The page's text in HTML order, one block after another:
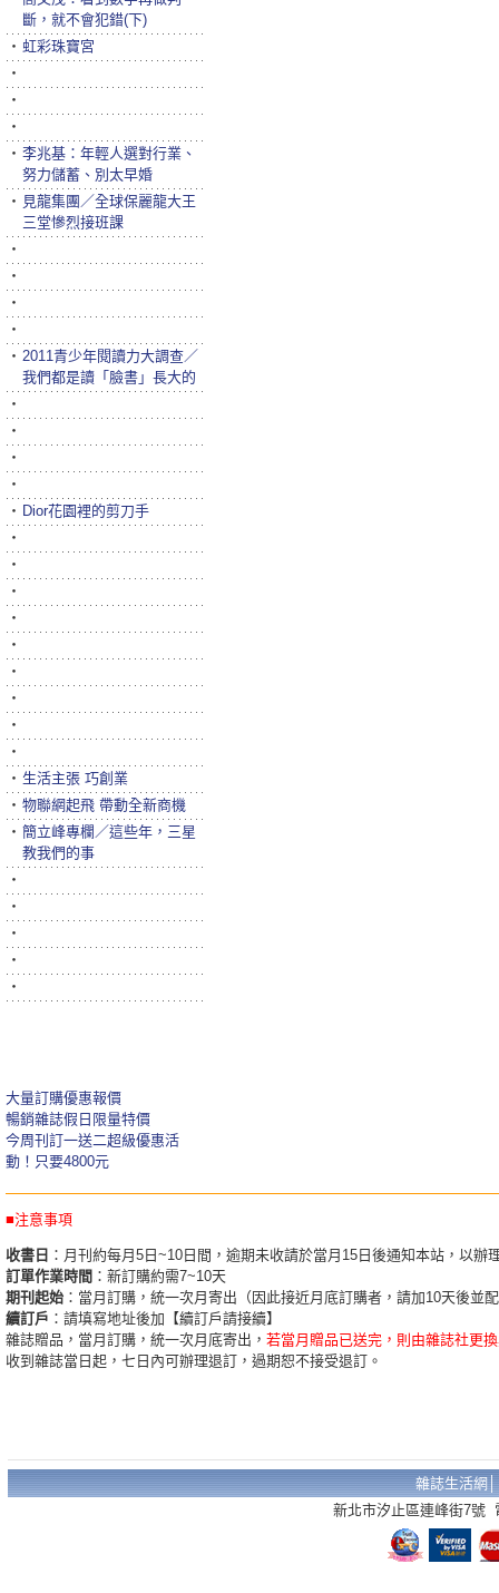
斷，就不會犯錯(下)
‧ 虹彩珠寶宮
‧
‧
‧
‧ 李兆基：年輕人選對行業、
努力儲蓄、別太早婚
‧ 見龍集團／全球保麗龍大王
三堂慘烈接班課
‧
‧
‧
‧
‧ 2011青少年閱讀力大調查／
我們都是讀「臉書」長大的
‧
‧
‧
‧
‧ Dior花園裡的剪刀手
‧
‧
‧
‧
‧
‧
‧
‧
‧
‧ 生活主張 巧創業
‧ 物聯網起飛 帶動全新商機
‧ 簡立峰專欄／這些年，三星
教我們的事
‧
‧
‧
‧
‧
大量訂購優惠報價
暢銷雜誌假日限量特價
今周刊訂一送二超級優惠活
動！只要4800元
■注意事項
收書日 ：月刊約每月5日~10日間，逾期未收請於當月15日後通知本站，以辦
訂單作業時間 ：新訂購約需7~10天
期刊起始 ：當月訂購，統一次月寄出（因此接近月底訂購者，請加10天後並
續訂戶 ：請填寫地址後加【續訂戶請接續】
雜誌贈品，當月訂購，統一次月底寄出， 若當月贈品已送完，則由雜誌社更
收到雜誌當日起，七日內可辦理退訂，過期恕不接受退訂。
雜誌生活網
新北市汐止區連峰街7號